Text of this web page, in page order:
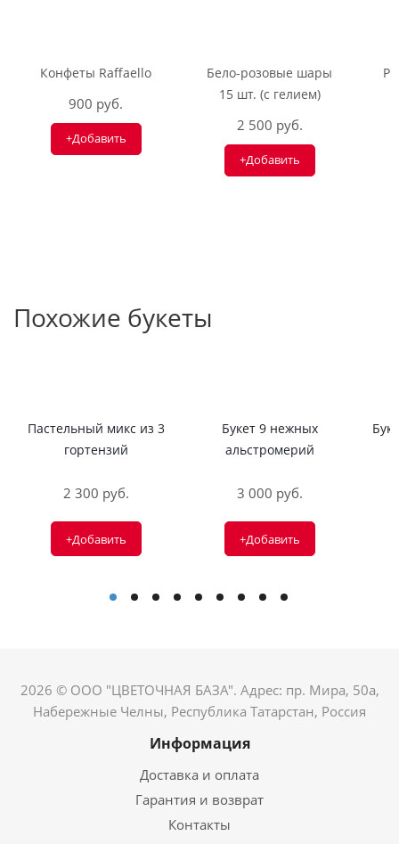
Конфеты Raffaello
900 руб.
+Добавить
Бело-розовые шары
15 шт. (с гелием)
2 500 руб.
+Добавить
Похожие букеты
Пастельный микс из 3
гортензий
2 300 руб.
+Добавить
Букет 9 нежных
альстромерий
3 000 руб.
+Добавить
2026 © ООО "ЦВЕТОЧНАЯ БАЗА". Адрес: пр. Мира, 50а,
Набережные Челны, Республика Татарстан, Россия
Информация
Доставка и оплата
Гарантия и возврат
Контакты